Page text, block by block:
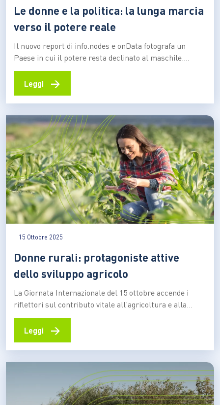
Le donne e la politica: la lunga marcia
verso il potere reale
Il nuovo report di info.nodes e onData fotografa un
Paese in cui il potere resta declinato al maschile.
Anche in politica, con solo il 15% di sindache e appena
due presidenti di Regione. Un’analisi che evidenzia come
irrisolta della democrazia C’è una frase…
Leggi →
15 Ottobre 2025
Donne rurali: protagoniste attive
dello sviluppo agricolo
La Giornata Internazionale del 15 ottobre accende i
riflettori sul contributo vitale all’agricoltura e alla
sicurezza alimentare globale delle donne rurali Il 15
ottobre si celebra la Giornata internazionale delle
Nazioni Unite nel 2007, con l’obiettivo di riconoscere a
queste donne il ruolo significativo…
Leggi →